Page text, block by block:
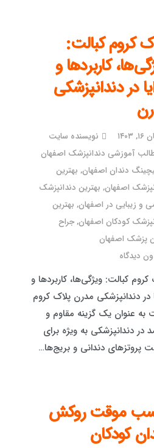
کروم کبالت:
کاربردها و
در دندانپزشکی
۱۴۰۳
نویسنده سایت
آموزشی دندانپزشک اصفهان
دندان اصفهان, بهترین
اصفهان, بهترین دندانپزشک
و زیبایی در اصفهان, بهترین
کودکان اصفهان,جراح
پزشک اصفهان
دیدگاه
کروم کبالت: ویژگی‌ها، کاربردها و
در دندانپزشکی مدرن پلاک کروم
به عنوان یک گزینه مقاوم و
در دندانپزشکی به ویژه برای
پروتزهای دندانی و بریج‌ها…
موقت روکش
کودکان